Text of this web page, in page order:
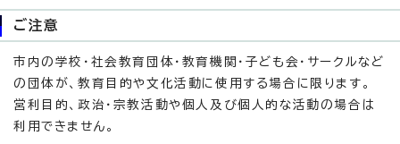
ご注意
市内の学校・社会教育団体・教育機関・子ども会・サークルなど
の団体が、教育目的や文化活動に使用する場合に限ります。
営利目的、政治・宗教活動や個人及び個人的な活動の場合は
利用できません。